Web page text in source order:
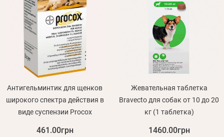
Антигельминтик для щенков
широкого спектра действия в
виде суспензии Procox
461.00грн
Жевательная таблетка
Bravecto для собак от 10 до 20
кг (1 таблетка)
1460.00грн